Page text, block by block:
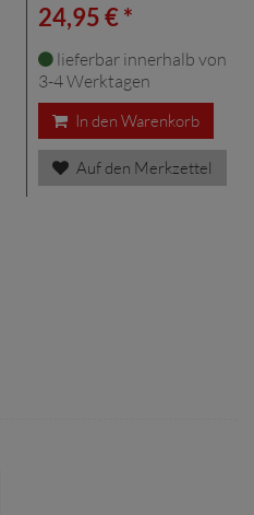
24,95 € *
lieferbar innerhalb von
3-4 Werktagen
In den Warenkorb
Auf den Merkzettel